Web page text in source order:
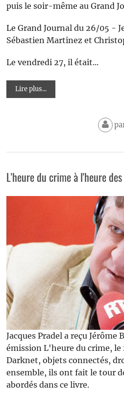
puis le soir-même au Grand
Le Grand Journal du 26/05 -
Sébastien Martinez et
Le vendredi 27, il était...
Lire plus...
L'heure du crime à l'heure
Jacques Pradel a reçu Jérôme
émission L'heure du crime, le
Darknet, objets connectés,
ensemble, ils ont fait le tour
abordés dans ce livre.